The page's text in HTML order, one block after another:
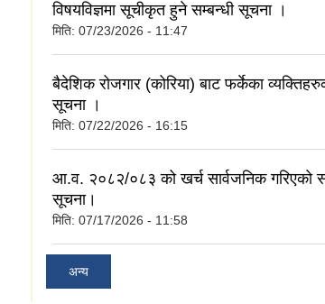
विषयविज्ञमा सूचीकृत हुने सम्बन्धी सूचना ।
मिति: 07/23/2026 - 11:47
बैदेशिक रोजगार (कोरिया) बाट फर्केका
सूचना ।
मिति: 07/22/2026 - 16:15
आ.व. २०८२/०८३ को खर्च सार्वजनिक गरिएको
सूचना।
मिति: 07/17/2026 - 11:58
अन्य